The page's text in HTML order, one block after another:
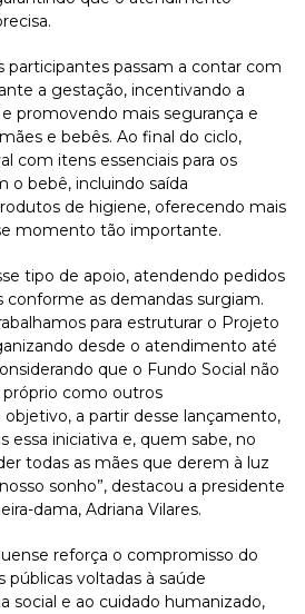
participantes passam a contar com
a gestação, incentivando a
promovendo mais segurança e
e bebês. Ao final do ciclo,
com itens essenciais para os
o bebê, incluindo saída
de higiene, oferecendo mais
momento tão importante.
tipo de apoio, atendendo pedidos
conforme as demandas surgiam.
para estruturar o Projeto
desde o atendimento até
que o Fundo Social não
como outros
a partir desse lançamento,
essa iniciativa e, quem sabe, no
todas as mães que derem à luz
sonho”, destacou a presidente
dama, Adriana Vilares.
reforça o compromisso do
voltadas à saúde
social e ao cuidado humanizado,